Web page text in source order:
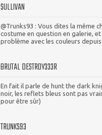
SULLIVAN
@Trunks93 : Vous dites la même
costume en question en galerie,
problème avec les couleurs
BRUTAL DESTR0Y333R
En fait il parle de hunt the dark
noir, les reflets bleus sont pas
pour être sûr)
TRUNKS93